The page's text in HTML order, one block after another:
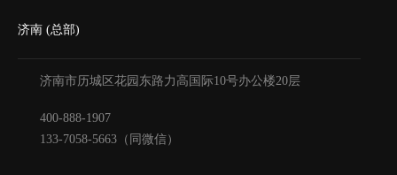
济南 (总部)
济南市历城区花园东路力高国际10号办公楼20层
400-888-1907
133-7058-5663（同微信）